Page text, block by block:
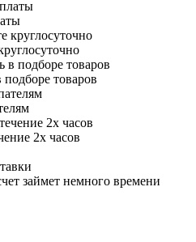
товаров
2х часов
займет немного времени